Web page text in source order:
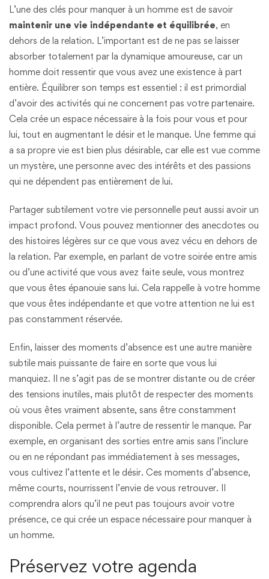
L’une des clés pour manquer à un homme est de savoir
maintenir une vie indépendante et équilibrée, en
dehors de la relation. L’important est de ne pas se laisser
absorber totalement par la dynamique amoureuse, car un
homme doit ressentir que vous avez une existence à part
entière. Équilibrer son temps est essentiel : il est primordial
d’avoir des activités qui ne concernent pas votre partenaire.
Cela crée un espace nécessaire à la fois pour vous et pour
lui, tout en augmentant le désir et le manque. Une femme qui
a sa propre vie est bien plus désirable, car elle est vue comme
un mystère, une personne avec des intérêts et des passions
qui ne dépendent pas entièrement de lui.
Partager subtilement votre vie personnelle peut aussi avoir un
impact profond. Vous pouvez mentionner des anecdotes ou
des histoires légères sur ce que vous avez vécu en dehors de
la relation. Par exemple, en parlant de votre soirée entre amis
ou d’une activité que vous avez faite seule, vous montrez
que vous êtes épanouie sans lui. Cela rappelle à votre homme
que vous êtes indépendante et que votre attention ne lui est
pas constamment réservée.
Enfin, laisser des moments d’absence est une autre manière
subtile mais puissante de faire en sorte que vous lui
manquiez. Il ne s’agit pas de se montrer distante ou de créer
des tensions inutiles, mais plutôt de respecter des moments
où vous êtes vraiment absente, sans être constamment
disponible. Cela permet à l’autre de ressentir le manque. Par
exemple, en organisant des sorties entre amis sans l’inclure
ou en ne répondant pas immédiatement à ses messages,
vous cultivez l’attente et le désir. Ces moments d’absence,
même courts, nourrissent l’envie de vous retrouver. Il
comprendra alors qu’il ne peut pas toujours avoir votre
présence, ce qui crée un espace nécessaire pour manquer à
un homme.
Préservez votre agenda